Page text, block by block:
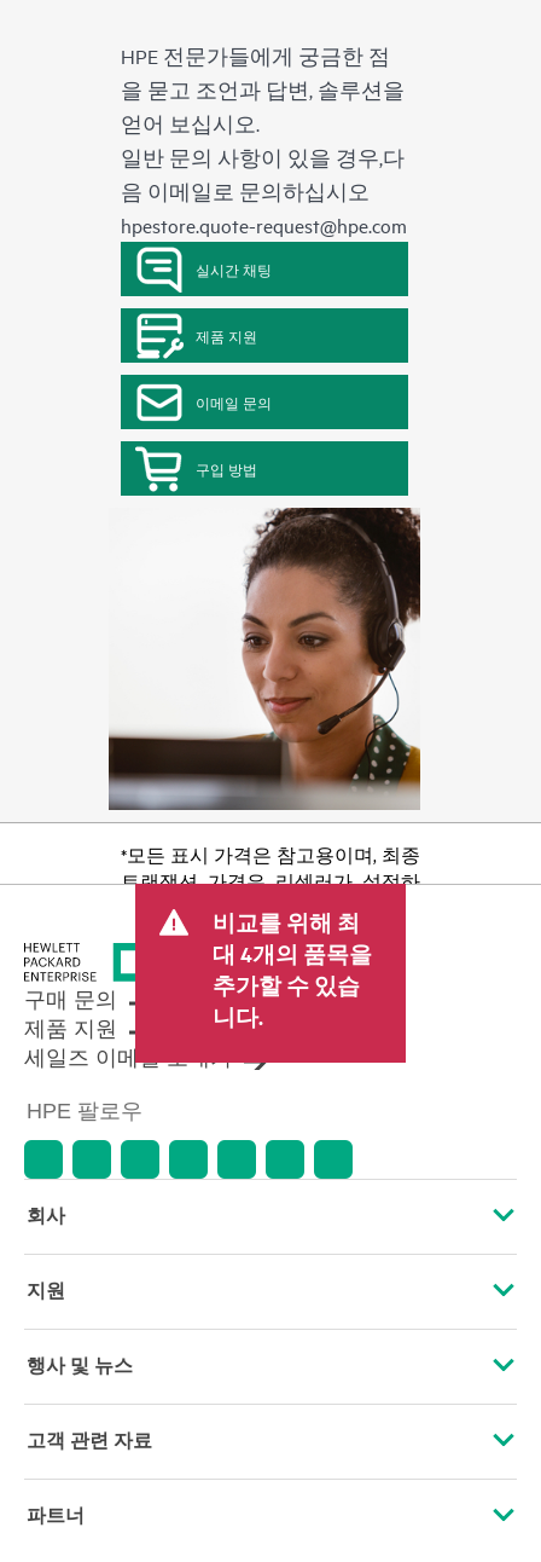
HPE 전문가들에게 궁금한 점
을 묻고 조언과 답변, 솔루션을
얻어 보십시오.
일반 문의 사항이 있을 경우,다
음 이메일로 문의하십시오
hpestore.quote-request@hpe.com
실시간 채팅
제품 지원
이메일 문의
구입 방법
*모든 표시 가격은 참고용이며, 최종
트랜잭션 가격은 리셀러가 설정하
며 판매세/VAT 및 배송 등 기타 수수
료가 포함될 수 있습니다. 리셀러가
설정한 트랜잭션 가격은 다른 리셀
러가 설정한 가격 및 표시 가격과 다
를 수 있습니다. 표시 가격에는 기간
한정 프로모션 혜택이 포함될 수 있
습니다. HPE는 시장 상황 변화, 제품
수명 종료, 광고 오류 등을 포함하되
이에 국한되지 않는 사유로 언제든
지 가격을 조정할 권리를 보유합니
비교를 위해 최
대 4개의 품목을
추가할 수 있습
니다.
구매 문의
제품 지원
세일즈 이메일 보내기
HPE 팔로우
회사
HPE 소개
기업의 책임
HPE Labs
지원
운영 지원 서비스
소프트웨어 및 드라이버
행사 및 뉴스
행사
고객 관련 자료
문의하기
파트너